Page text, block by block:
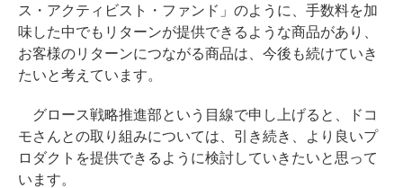
ス・アクティビスト・ファンド」のように、手数料を加
味した中でもリターンが提供できるような商品があり、
お客様のリターンにつながる商品は、今後も続けていき
たいと考えています。
グロース戦略推進部という目線で申し上げると、ドコ
モさんとの取り組みについては、引き続き、より良いプ
ロダクトを提供できるように検討していきたいと思って
います。